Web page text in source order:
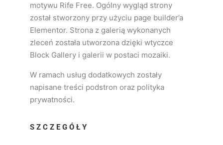
motywu Rife Free. Ogólny wygląd strony
został stworzony przy użyciu page builder’a
Elementor. Strona z galerią wykonanych
zleceń została utworzona dzięki wtyczce
Block Gallery i galerii w postaci mozaiki.
W ramach usług dodatkowych zostały
napisane treści podstron oraz polityka
prywatności.
SZCZEGÓŁY